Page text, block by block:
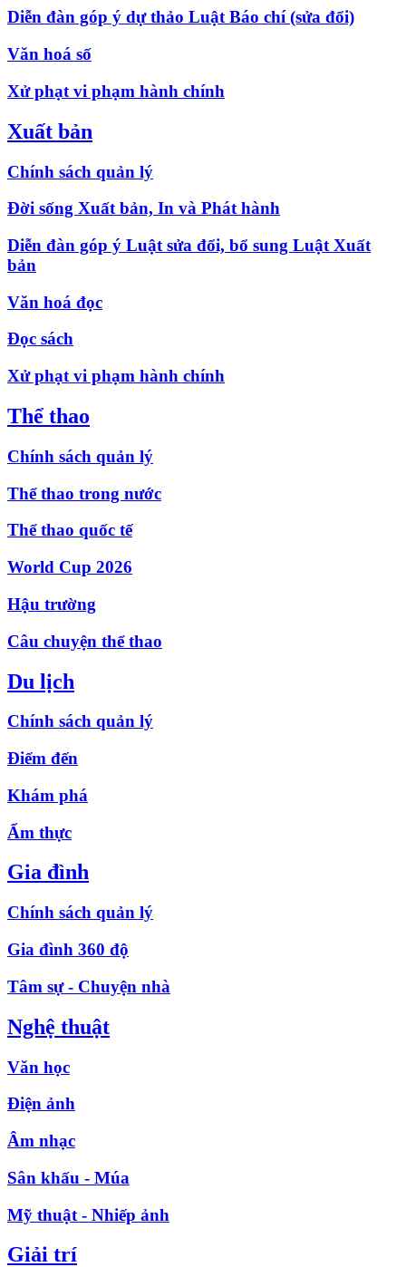
Diễn đàn góp ý dự thảo Luật Báo chí (sửa đổi)
Văn hoá số
Xử phạt vi phạm hành chính
Xuất bản
Chính sách quản lý
Đời sống Xuất bản, In và Phát hành
Diễn đàn góp ý Luật sửa đổi, bổ sung Luật Xuất
bản
Văn hoá đọc
Đọc sách
Xử phạt vi phạm hành chính
Thể thao
Chính sách quản lý
Thể thao trong nước
Thể thao quốc tế
World Cup 2026
Hậu trường
Câu chuyện thể thao
Du lịch
Chính sách quản lý
Điểm đến
Khám phá
Ẩm thực
Gia đình
Chính sách quản lý
Gia đình 360 độ
Tâm sự - Chuyện nhà
Nghệ thuật
Văn học
Điện ảnh
Âm nhạc
Sân khấu - Múa
Mỹ thuật - Nhiếp ảnh
Giải trí